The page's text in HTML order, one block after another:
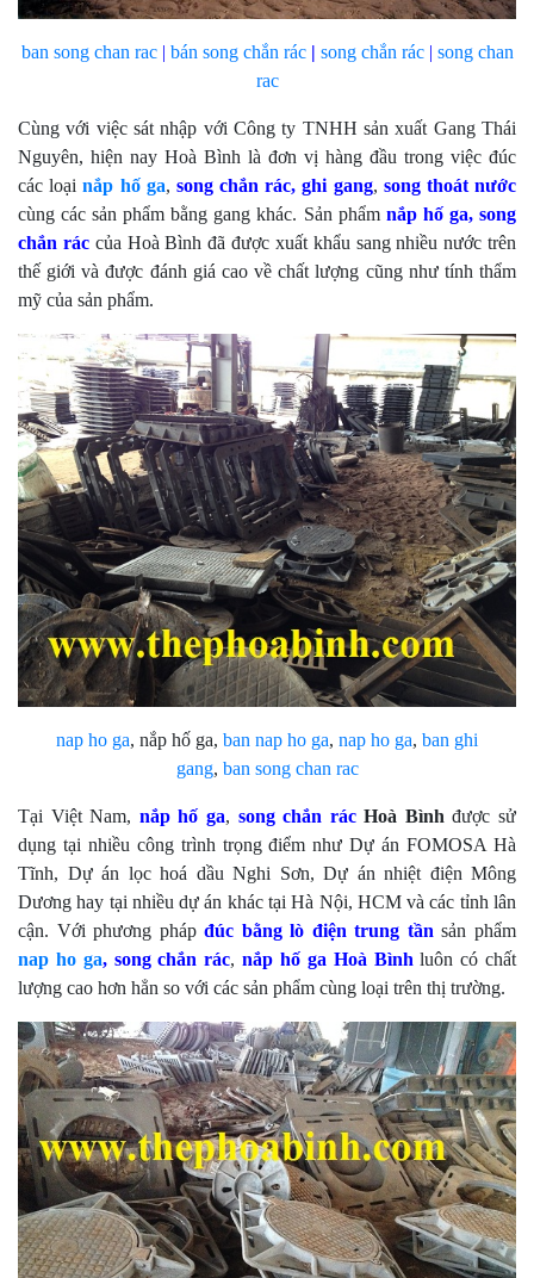
ban song chan rac| bán song chắn rác| song chắn rác| song chan
rac
Cùng với việc sát nhập với Công ty TNHH sản xuất Gang Thái
Nguyên, hiện nay Hoà Bình là đơn vị hàng đầu trong việc đúc
các loạinắp hố ga, song chắn rác, ghi gang, song thoát nước
cùng các sản phẩm bằng gang khác. Sản phẩm nắp hố ga,song
chắn ráccủa Hoà Bình đã được xuất khẩu sang nhiều nước trên
thế giới và được đánh giá cao về chất lượng cũng như tính thẩm
mỹ của sản phẩm.
nap ho ga, nắp hố ga, ban nap ho ga, nap ho ga, ban ghi
gang, ban song chan rac
Tại Việt Nam, nắp hố ga, song chắn rácHoà Bình được sử
dụng tại nhiều công trình trọng điểm như Dự án FOMOSA Hà
Tĩnh, Dự án lọc hoá dầu Nghi Sơn, Dự án nhiệt điện Mông
Dương hay tại nhiều dự án khác tại Hà Nội, HCM và các tỉnh lân
cận. Với phương phápđúc bằng lò điện trung tần sản phẩm
nap ho ga, song chắn rác,nắp hố ga Hoà Bình luôn có chất
lượng cao hơn hẳn so với các sản phẩm cùng loại trên thị trường.